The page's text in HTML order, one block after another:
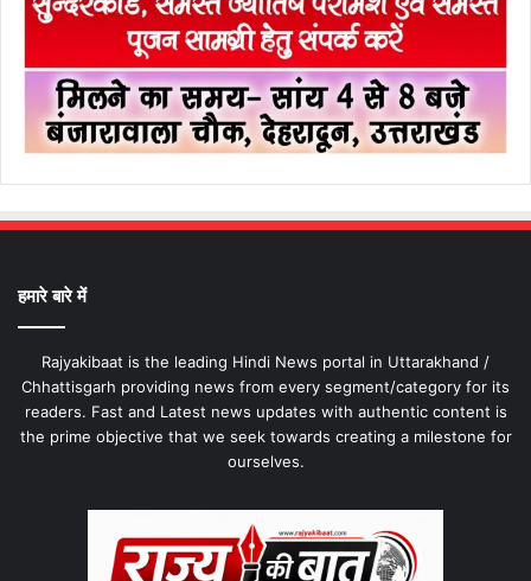
हमारे बारे में
Rajyakibaat is the leading Hindi News portal in Uttarakhand /
Chhattisgarh providing news from every segment/category for its
readers. Fast and Latest news updates with authentic content is
the prime objective that we seek towards creating a milestone for
ourselves.